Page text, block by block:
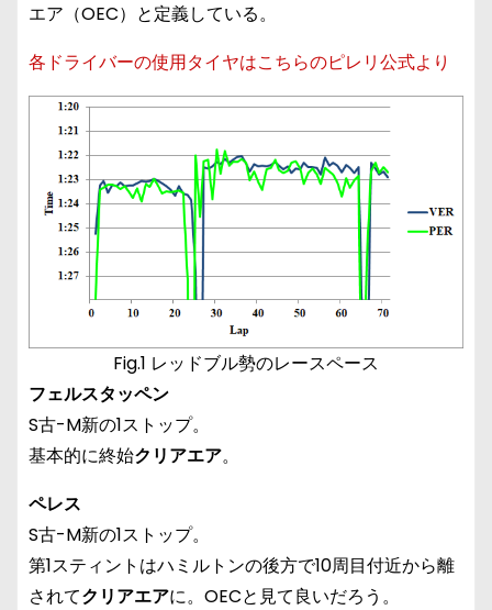
エア（OEC）と定義している。
各ドライバーの使用タイヤはこちらのピレリ公式より
Fig.1 レッドブル勢のレースペース
フェルスタッペン
S古-M新の1ストップ。
基本的に終始クリアエア。
ペレス
S古-M新の1ストップ。
第1スティントはハミルトンの後方で10周目付近から離
されてクリアエアに。OECと見て良いだろう。